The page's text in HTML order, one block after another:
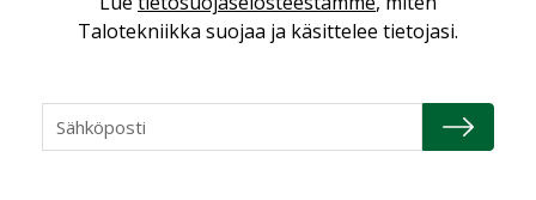
NÄKÖKULMIA
Talotekniikka suojaa ja käsittelee tietojasi.